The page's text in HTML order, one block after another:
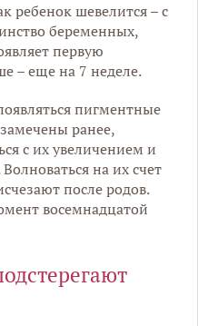
ребенок шевелится – с
беременных,
первую
– еще на 7 неделе.
пигментные
ранее,
с их увеличением и
на их счет
после родов.
восемнадцатой